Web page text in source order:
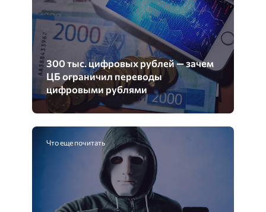
300 тыс. цифровых рублей — зачем
ЦБ ограничил переводы
цифровыми рублями
Что еще почитать